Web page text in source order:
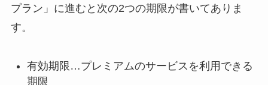
プラン」に進むと次の2つの期限が書いてありま
す。
有効期限…プレミアムのサービスを利用できる
期限